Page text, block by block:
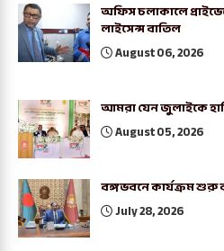
অফিস চলাকালে
লাইসেন্স বাতিল
August 06, 2026
আমরা যেন জুলাইকে
August 05, 2026
বঙ্গভবনে কার্যক্রম শুরু
July 28, 2026